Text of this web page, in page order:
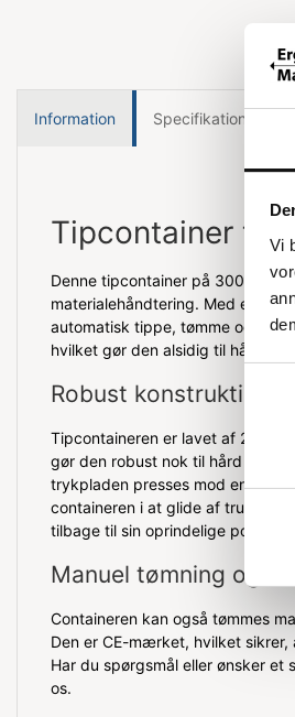
Vi
Information Specifikationer
Tipcontainer til
Denne tipcontainer på 300 liter
materialehåndtering. Med en
automatisk tippe, tømme og låse
hvilket gør den alsidig til
Robust konstruktion
Tipcontaineren er lavet af 2 mm
gør den robust nok til hård
trykpladen presses mod en
containeren i at glide af
tilbage til sin oprindelige position.
Manuel tømning og
Containeren kan også tømmes
Den er CE-mærket, hvilket
Har du spørgsmål eller ønsker
os.